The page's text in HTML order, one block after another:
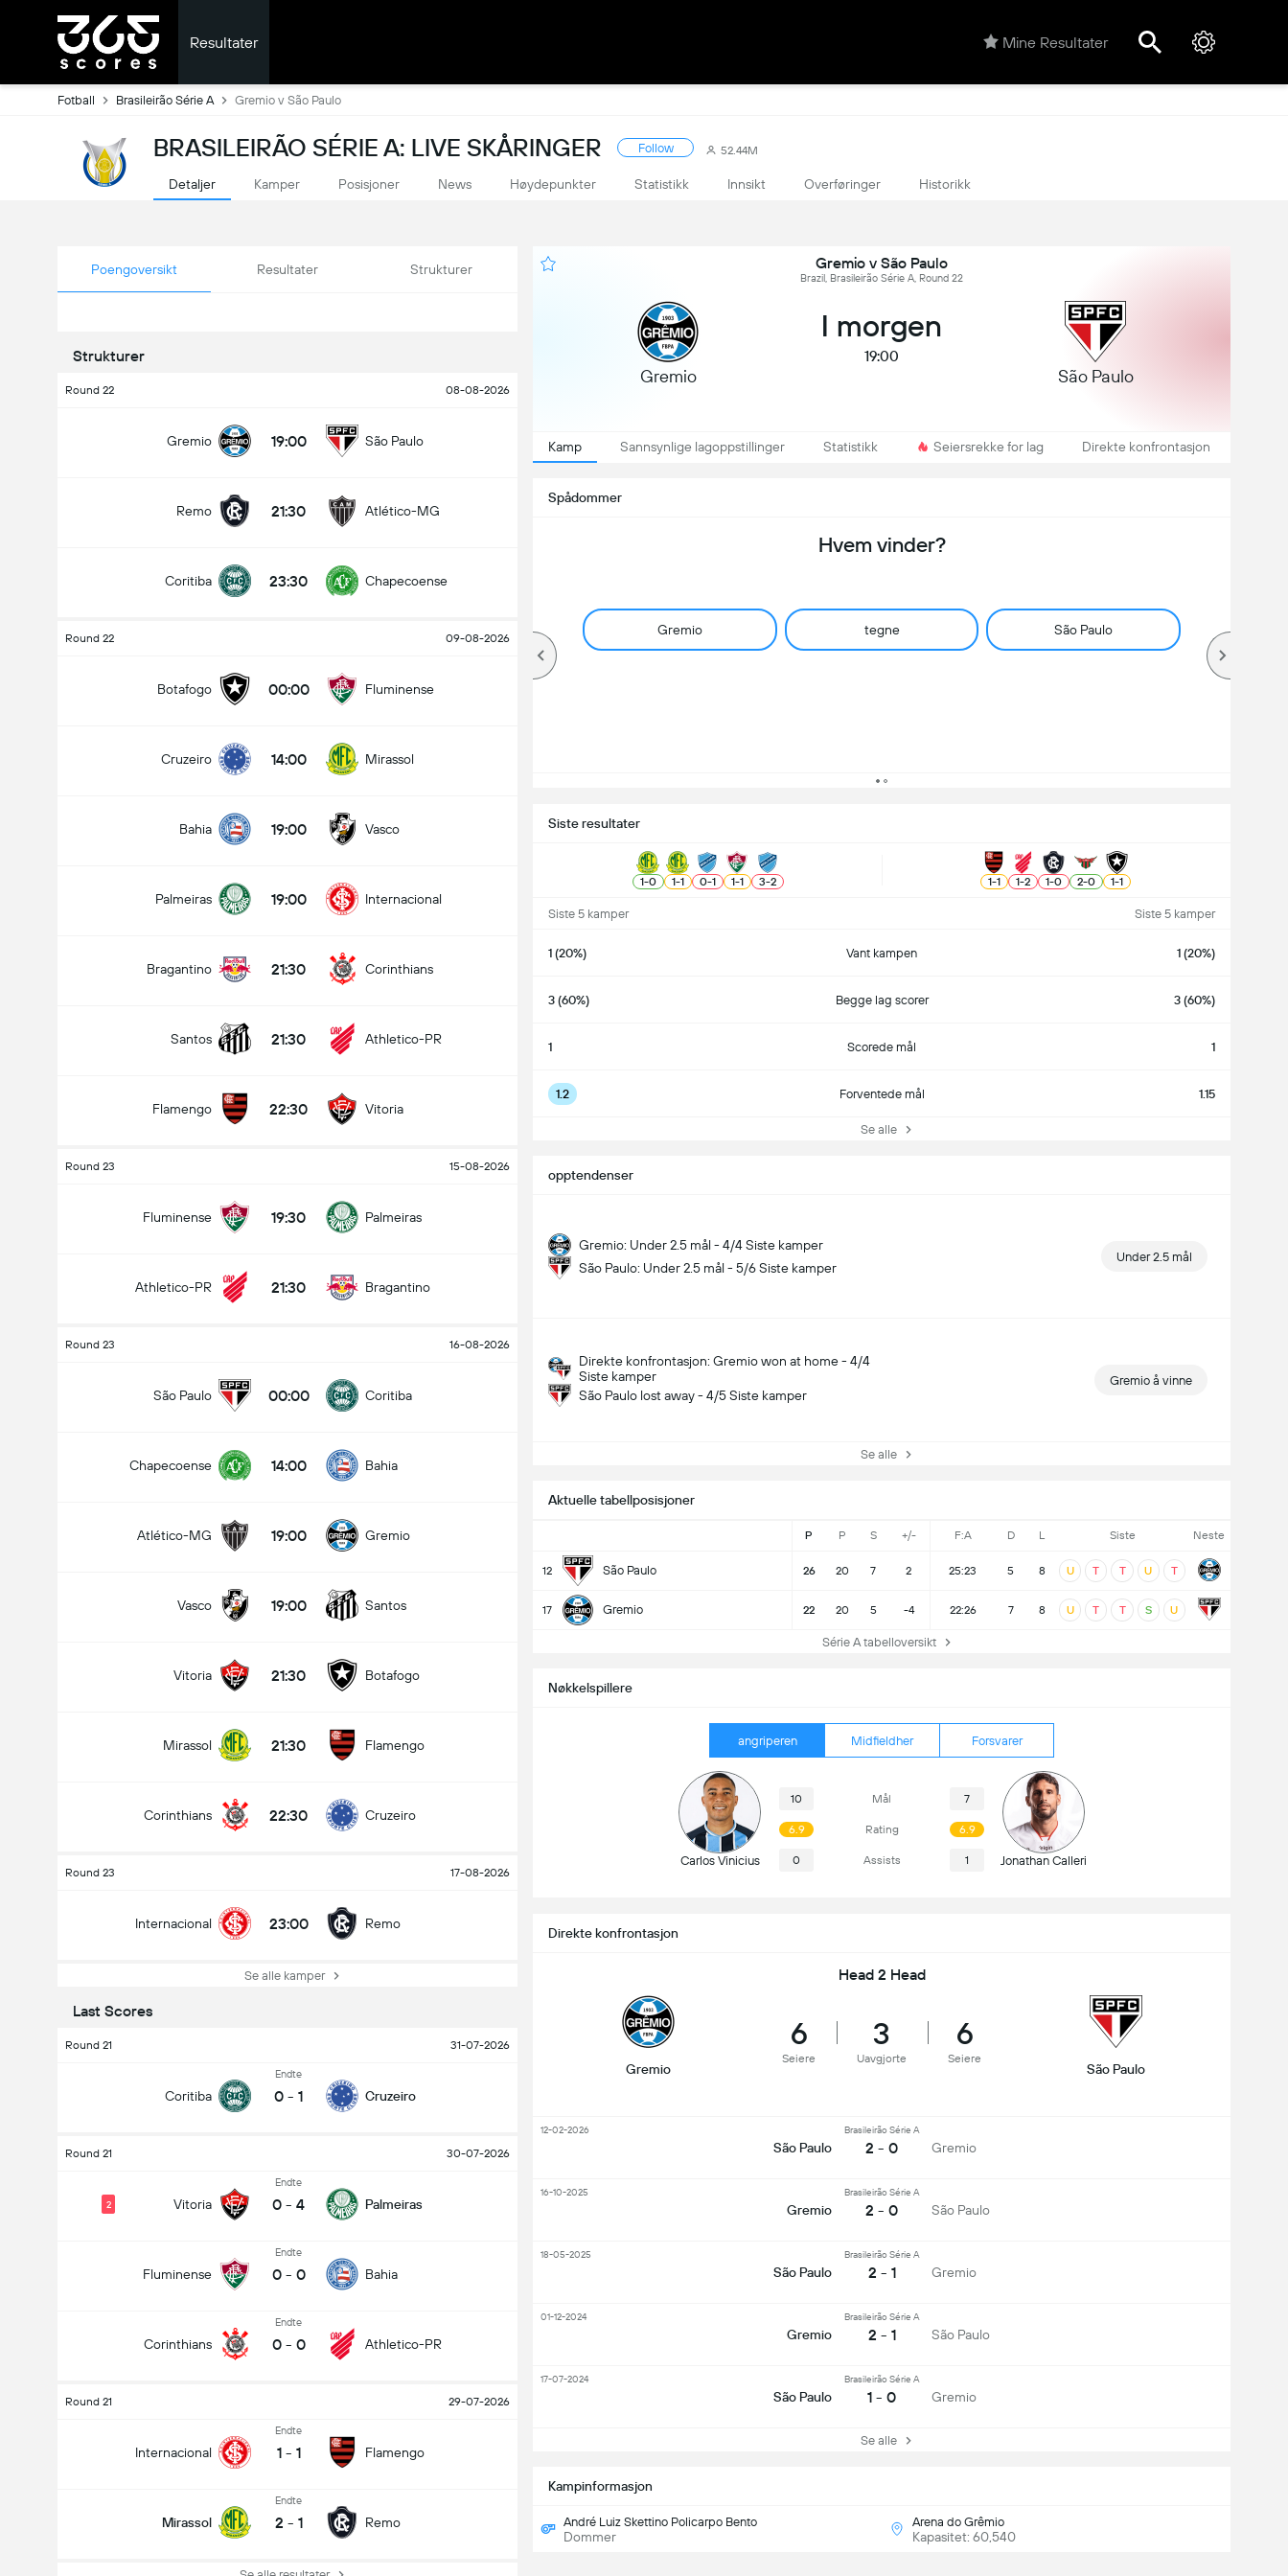
Resultater Mine Resultater
Fotball Brasileirão Série A Gremio v São Paulo
BRASILEIRÃO SÉRIE A: LIVE SKÅRINGER Follow 52.44M
Detaljer Kamper Posisjoner News Høydepunkter Statistikk Innsikt Overføringer Historikk
Poengoversikt Resultater Strukturer
Strukturer
Round 22 08-08-2026
Gremio 19:00 São Paulo
Remo 21:30 Atlético-MG
Coritiba 23:30 Chapecoense
Round 22 09-08-2026
Botafogo 00:00 Fluminense
Cruzeiro 14:00 Mirassol
Bahia 19:00 Vasco
Palmeiras 19:00 Internacional
Bragantino 21:30 Corinthians
Santos 21:30 Athletico-PR
Flamengo 22:30 Vitoria
Round 23 15-08-2026
Fluminense 19:30 Palmeiras
Athletico-PR 21:30 Bragantino
Round 23 16-08-2026
São Paulo 00:00 Coritiba
Chapecoense 14:00 Bahia
Atlético-MG 19:00 Gremio
Vasco 19:00 Santos
Vitoria 21:30 Botafogo
Mirassol 21:30 Flamengo
Corinthians 22:30 Cruzeiro
Round 23 17-08-2026
Internacional 23:00 Remo
Se alle kamper
Last Scores
Round 21 31-07-2026
Coritiba
Endte
0 - 1 Cruzeiro
Round 21 30-07-2026
Vitoria
2
Endte
0 - 4 Palmeiras
Fluminense
Endte
0 - 0 Bahia
Corinthians
Endte
0 - 0 Athletico-PR
Round 21 29-07-2026
Internacional
Endte
1 - 1 Flamengo
Mirassol
Endte
2 - 1 Remo
Gremio v São Paulo
Brazil, Brasileirão Série A, Round 22
Gremio
I morgen
19:00
São Paulo
Kamp Sannsynlige lagoppstillinger Statistikk Seiersrekke for lag Direkte konfrontasjon
Spådommer
Hvem vinder?
Gremio tegne São Paulo
Siste resultater
1-0 1-1 0-1 1-1 3-2 1-1 1-2 1-0 2-0 1-1
Siste 5 kamper Siste 5 kamper
1 (20%) Vant kampen 1 (20%)
3 (60%) Begge lag scorer 3 (60%)
1 Scorede mål 1
1.2 Forventede mål 1.15
Se alle
opptendenser
Gremio: Under 2.5 mål - 4/4 Siste kamper
São Paulo: Under 2.5 mål - 5/6 Siste kamper
Under 2.5 mål
Direkte konfrontasjon: Gremio won at home - 4/4
Siste kamper
São Paulo lost away - 4/5 Siste kamper
Gremio å vinne
Se alle
Aktuelle tabellposisjoner
P P S +/- F:A D L Siste Neste
12 São Paulo 26 20 7 2 25:23 5 8 U T T U T
17 Gremio 22 20 5 -4 22:26 7 8 U T T S U
Série A tabelloversikt
Nøkkelspillere
angriperen Midfieldher Forsvarer
Carlos Vinicius
10 Mål 7
6.9 Rating 6.9
0 Assists 1 Jonathan Calleri
Kampinformasjon
André Luiz Skettino Policarpo Bento
Dommer
Arena do Grêmio
Kapasitet: 60,540
Direkte konfrontasjon
Head 2 Head
Gremio
6
Seiere
3
Uavgjorte
6
Seiere
São Paulo
São Paulo
Brasileirão Série A
2 - 0 Gremio
12-02-2026
Gremio
Brasileirão Série A
2 - 0 São Paulo
16-10-2025
São Paulo
Brasileirão Série A
2 - 1 Gremio
18-05-2025
Gremio
Brasileirão Série A
2 - 1 São Paulo
01-12-2024
São Paulo
Brasileirão Série A
1 - 0 Gremio
17-07-2024
Se alle